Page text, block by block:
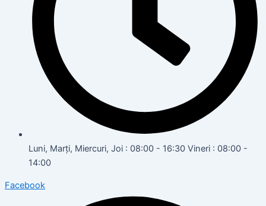
Luni, Marți, Miercuri, Joi : 08:00 - 16:30 Vineri : 08:00 -
14:00
Facebook